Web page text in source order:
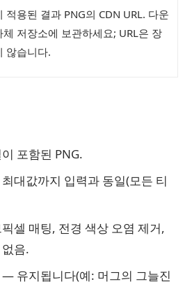
적용된 결과 PNG의 CDN URL. 다운
체 저장소에 보관하세요; URL은 장
않습니다.
포함된 PNG.
대값까지 입력과 동일(모든 티
셀 매팅, 전경 색상 오염 제거,
음.
— 유지됩니다(예: 머그의 그늘진